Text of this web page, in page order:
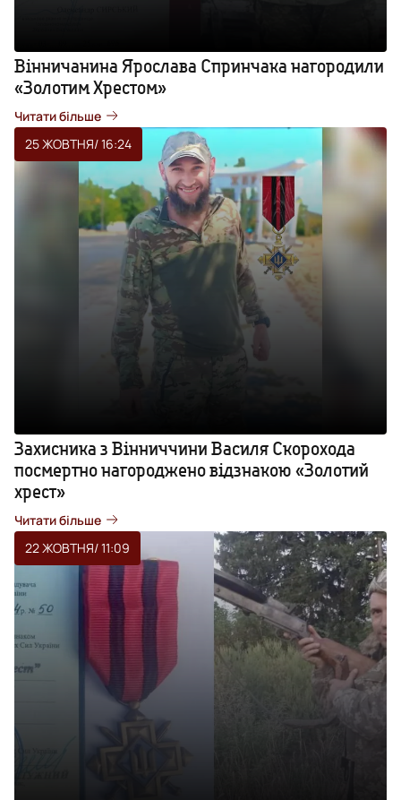
Вінничанина Ярослава Спринчака нагородили
«Золотим Хрестом»
Читати більше
25 ЖОВТНЯ/ 16:24
Захисника з Вінниччини Василя Скорохода
посмертно нагороджено відзнакою «Золотий
хрест»
Читати більше
22 ЖОВТНЯ/ 11:09